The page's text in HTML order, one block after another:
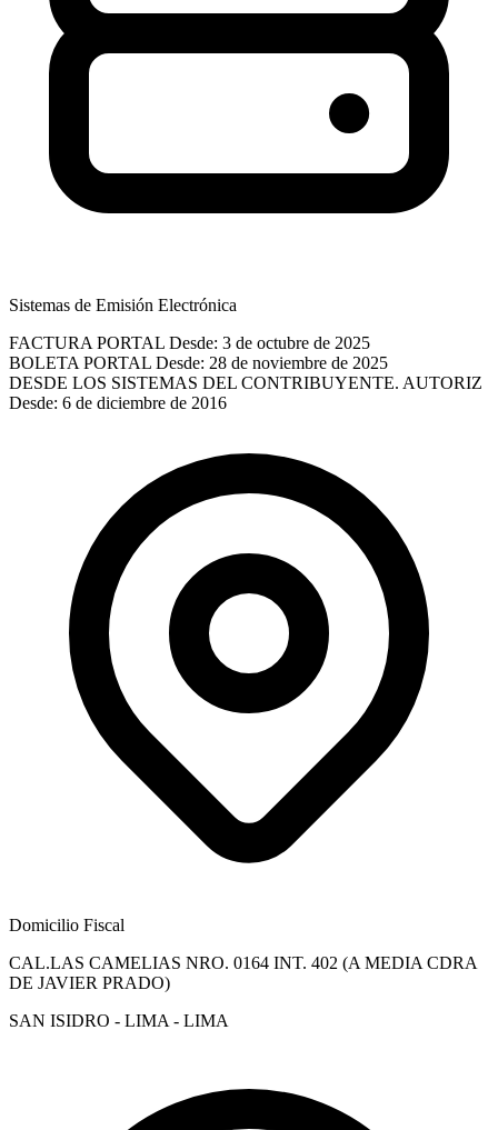
Sistemas de Emisión Electrónica
FACTURA PORTAL Desde: 3 de octubre de 2025
BOLETA PORTAL Desde: 28 de noviembre de 2025
DESDE LOS SISTEMAS DEL CONTRIBUYENTE. AUTORIZ
Desde: 6 de diciembre de 2016
Domicilio Fiscal
CAL.LAS CAMELIAS NRO. 0164 INT. 402 (A MEDIA CDRA
DE JAVIER PRADO)
SAN ISIDRO - LIMA - LIMA